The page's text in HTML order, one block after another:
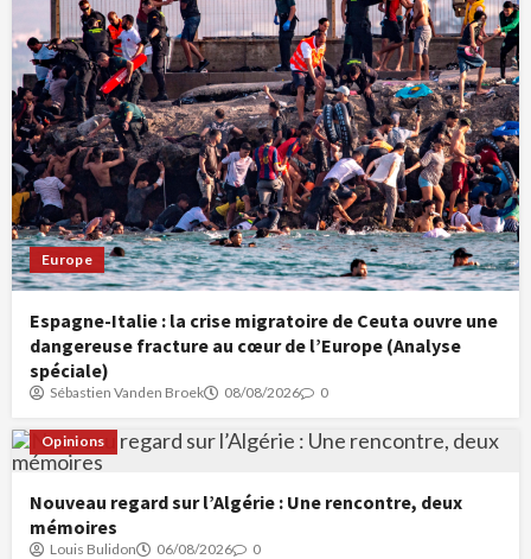
Europe
Espagne-Italie : la crise migratoire de Ceuta ouvre une
dangereuse fracture au cœur de l’Europe (Analyse
spéciale)
Sébastien Vanden Broek 08/08/2026 0
Opinions
Nouveau regard sur l’Algérie : Une rencontre, deux
mémoires
Louis Bulidon 06/08/2026 0